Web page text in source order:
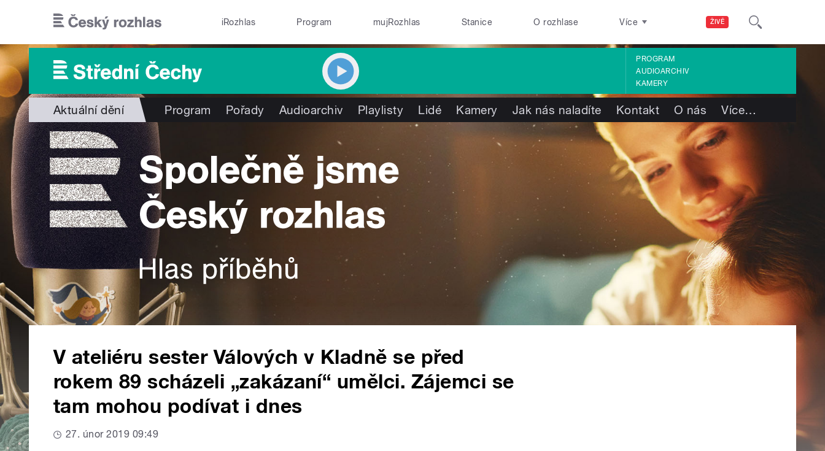
ŽIVĚ
iRozhlas Program mujRozhlas Stanice O rozhlase Více
PROGRAM
AUDIOARCHIV
KAMERY
Aktuální dění Program Pořady Audioarchiv Playlisty Lidé Kamery Jak nás naladíte Kontakt O nás Více…
V ateliéru sester Válových v Kladně se před
rokem 89 scházeli „zakázaní“ umělci. Zájemci se
tam mohou podívat i dnes
27. únor 2019 09:49